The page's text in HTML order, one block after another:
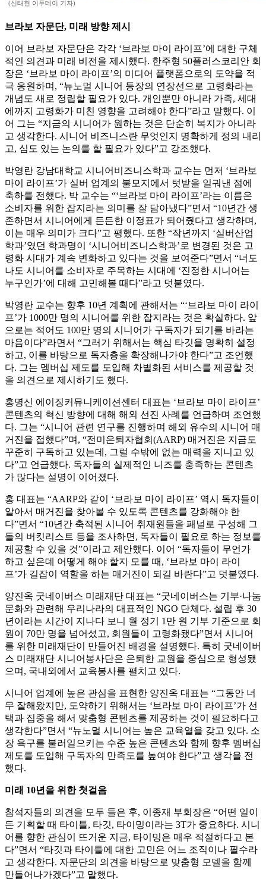
(신태현 이투데이 기자)
브라보 자문단, 미래 방향 제시
이어 브라보 자문단은 각각 ‘브라보 마이 라이프’에 대한 구체
적인 의견과 미래 비전을 제시했다. 한주형 50플러스코리안 회
장은 ‘브라보 마이 라이프’의 미디어 플랫폼으로의 도약을 적
극 응원하며, “뉴노멀 시니어 등장의 연장선으로 고령화라는
개념도 새로 정립할 필요가 있다. 개인뿐만 아니라 가족, 세대
에까지 고령화가 미친 영향을 고려해야 한다”라고 말했다. 이
어 그는 “지금의 시니어가 원하는 것은 단순히 복지가 아니라
고 생각한다. 시니어 비즈니스란 무엇인지 명확하게 정의 내리
고, 심도 있는 논의를 할 필요가 있다”고 강조했다.
박영란 강남대학교 시니어비즈니스학과 교수는 먼저 ‘브라보
마이 라이프’가 실버 업계의 불모지에서 텃밭을 일궈낸 점에
축하를 전했다. 박 교수는 “‘브라보 마이 라이프’라는 이름은
소비자를 위한 잡지라는 의미를 잘 담아냈다”면서 “10년간 생
존하면서 시니어에게 든든한 이정표가 되어줬다고 생각하며,
이는 매우 의미가 크다”고 평했다. 또한 “작년까지 ‘실버산업
학과’였던 학과명이 ‘시니어비즈니스학과’로 변경된 것은 고
령화 시대가 계속 변화하고 있다는 것을 보여준다”면서 “너도
나도 시니어를 소비자로 주목하는 시대에 ‘진정한 시니어는
누구인가’에 대해 고민해볼 때다”라고 덧붙였다.
박영란 교수는 향후 10년 계획에 관해서는 “‘브라보 마이 라이
프’가 1000만 명의 시니어를 위한 잡지라는 것은 확실하다. 앞
으로는 적어도 100만 명의 시니어가 구독자가 되기를 바라는
마음이다”라면서 “그러기 위해서는 핵심 타깃을 명확히 설정
하고, 이를 바탕으로 독자층을 확장해나가야 한다”고 조언했
다. 그는 멤버십 제도를 도입해 차별화된 서비스를 제공할 것
을 의견으로 제시하기도 했다.
홍명신 에이징커뮤니케이션센터 대표는 ‘브라보 마이 라이프’
콘텐츠의 혁신 방향에 대해 해외 선진 사례를 언급하며 조언했
다. 그는 “시니어 관련 연구를 진행하며 해외 유수의 시니어 매
거진을 접했다”며, “전미은퇴자협회(AARP) 매거진은 지금도
꾸준히 구독하고 있는데, 그럴 수밖에 없는 매력을 지니고 있
다”고 언급했다. 독자들의 실제적인 니즈를 충족하는 콘텐츠
가 많다는 설명이 이어졌다.
홍 대표는 “AARP와 같이 ‘브라보 마이 라이프’ 역시 독자들이
알아서 매거진을 찾아볼 수 있도록 콘텐츠를 강화해야 한
다”면서 “10년간 축적된 시니어 취재원들을 패널로 구성해 그
들의 버킷리스트 등을 조사하면, 독자들이 필요로 하는 정보를
제공할 수 있을 것”이라고 제안했다. 이어 “독자들이 무언가
하고 싶은데 어떻게 해야 할지 모를 때, ‘브라보 마이 라이
프’가 길잡이 역할을 하는 매거진이 되길 바란다”고 덧붙였다.
양진옥 굿네이버스 미래재단 대표는 “굿네이버스는 기부·나눔
문화와 관련해 우리나라의 대표적인 NGO 단체다. 설립 후 30
년이라는 시간이 지나다 보니 월 정기 1만 원 기부 기준으로 회
원이 70만 명을 넘어섰고, 회원들이 고령화됐다”면서 시니어
를 위한 미래재단이 만들어진 배경을 설명했다. 특히 굿네이버
스 미래재단 시니어봉사단은 은퇴한 교원을 중심으로 형성됐
으며, 국내외에서 교육봉사를 펼치고 있다.
시니어 업계에 높은 관심을 표현한 양진옥 대표는 “그동안 너
무 잘해왔지만, 도약하기 위해서는 ‘브라보 마이 라이프’가 선
택과 집중을 해서 맞춤형 콘텐츠를 제공하는 것이 필요하다고
생각한다”면서 “뉴노멀 시니어는 높은 교육열을 갖고 있다. 소
장 욕구를 불러일으키는 수준 높은 콘텐츠와 함께 향후 멤버십
제도를 도입해 구독자의 만족도를 높여야 한다”고 생각을 전
했다.
미래 10년을 위한 첫걸음
참석자들의 의견을 모두 들은 후, 이종재 부회장은 “어떤 일이
든 기획할 때 타이틀, 타깃, 타이밍이라는 3T가 중요하다. 시니
어를 향한 관심이 뜨거운 지금, 타이밍은 매우 적절하다고 본
다”면서 “타깃과 타이틀에 대한 고민은 어느 조직이나 필수라
고 생각한다. 자문단의 의견을 바탕으로 맞춤형 모델을 함께
만들어나가겠다”고 말했다.